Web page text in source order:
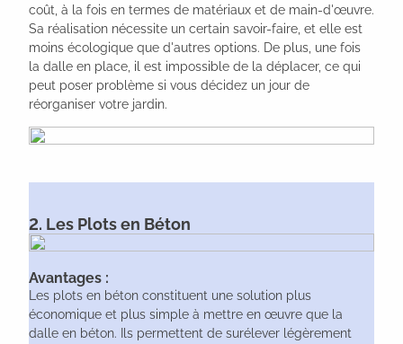
coût, à la fois en termes de matériaux et de main-d'œuvre.
Sa réalisation nécessite un certain savoir-faire, et elle est
moins écologique que d'autres options. De plus, une fois
la dalle en place, il est impossible de la déplacer, ce qui
peut poser problème si vous décidez un jour de
réorganiser votre jardin.
2. Les Plots en Béton
Avantages :
Les plots en béton constituent une solution plus
économique et plus simple à mettre en œuvre que la
dalle en béton. Ils permettent de surélever légèrement